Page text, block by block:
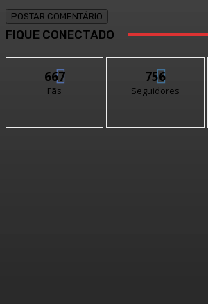
FIQUE CONECTADO
667
Fãs
756
Seguidores